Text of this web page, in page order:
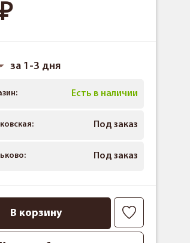
за 1-3 дня
Есть в наличии
Под заказ
Под заказ
В корзину